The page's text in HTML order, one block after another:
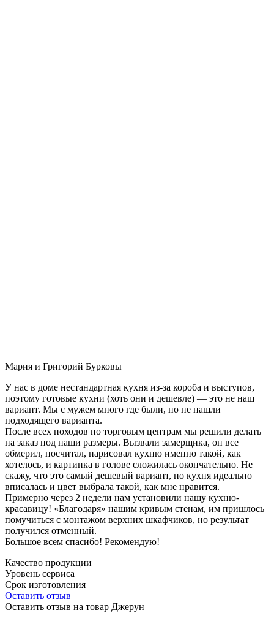
Мария и Григорий Бурковы
У нас в доме нестандартная кухня из-за короба и выступов,
поэтому готовые кухни (хоть они и дешевле) — это не наш
вариант. Мы с мужем много где были, но не нашли
подходящего варианта.
После всех походов по торговым центрам мы решили делать
на заказ под наши размеры. Вызвали замерщика, он все
обмерил, посчитал, нарисовал кухню именно такой, как
хотелось, и картинка в голове сложилась окончательно. Не
скажу, что это самый дешевый вариант, но кухня идеально
вписалась и цвет выбрала такой, как мне нравится.
Примерно через 2 недели нам установили нашу кухню-
красавицу! «Благодаря» нашим кривым стенам, им пришлось
помучиться с монтажом верхних шкафчиков, но результат
получился отменный.
Большое всем спасибо! Рекомендую!
Качество продукции
Уровень сервиса
Срок изготовления
Оставить отзыв
Оставить отзыв на товар Джерун